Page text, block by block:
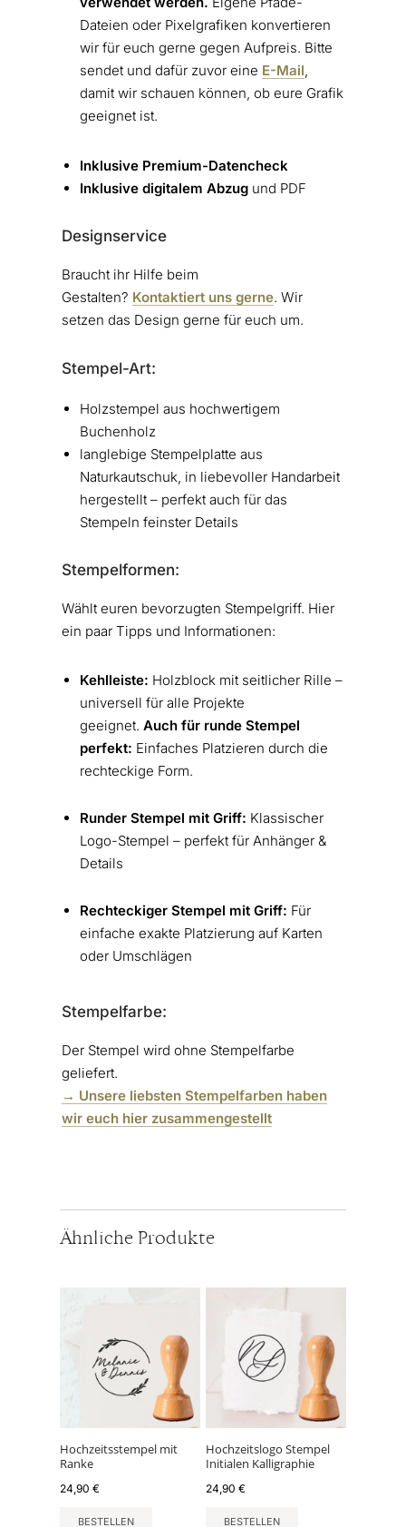
Dateien oder Pixelgrafiken konvertieren
wir für euch gerne gegen Aufpreis. Bitte
sendet und dafür zuvor eine E-Mail,
damit wir schauen können, ob eure Grafik
geeignet ist.
Inklusive Premium-Datencheck
Inklusive digitalem Abzugund PDF
Designservice
Braucht ihr Hilfe beim
Gestalten? Kontaktiert uns gerne. Wir
setzen das Design gerne für euch um.
Stempel-Art:
Holzstempel aus hochwertigem
Buchenholz
langlebige Stempelplatte aus
Naturkautschuk, in liebevoller Handarbeit
hergestellt – perfekt auch für das
Stempeln feinster Details
Stempelformen:
Wählt euren bevorzugten Stempelgriff. Hier
ein paar Tipps und Informationen:
Kehlleiste: Holzblock mit seitlicher Rille –
universell für alle Projekte
geeignet. Auch für runde Stempel
perfekt: Einfaches Platzieren durch die
rechteckige Form.
Runder Stempel mit Griff: Klassischer
Logo-Stempel – perfekt für Anhänger &
Details
Rechteckiger Stempel mit Griff: Für
einfache exakte Platzierung auf Karten
oder Umschlägen
Stempelfarbe:
Der Stempel wird ohne Stempelfarbe
geliefert.
→ Unsere liebsten Stempelfarben haben
wir euch hier zusammengestellt
Ähnliche Produkte
Hochzeitsstempel mit
Ranke
24,90 €
BESTELLEN
Hochzeitslogo Stempel
Initialen Kalligraphie
24,90€
BESTELLEN